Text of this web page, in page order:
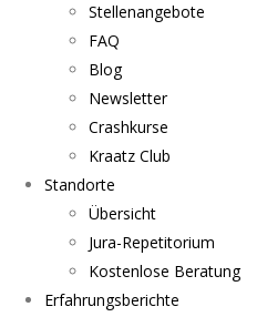
Stellenangebote
FAQ
Blog
Newsletter
Crashkurse
Kraatz Club
Standorte
Übersicht
Jura-Repetitorium
Kostenlose Beratung
Erfahrungsberichte